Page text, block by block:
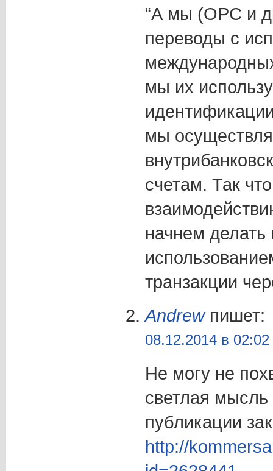
“А мы (ОРС и
переводы с
мы их
мы
счетам. Так
начнем делать
транзакции
Andrewпишет:
08.12.2014 в 02:02
Не могу не
светлая
публикации
http://